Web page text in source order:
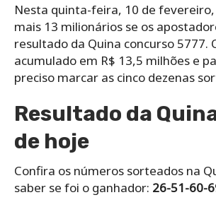
Nesta quinta-feira, 10 de
mais 13 milionários se os
resultado da Quina concurso 5777.
acumulado em R$ 13,5 milhões e
preciso marcar as cinco dezenas
Resultado da
de hoje
Confira os números sorteados na
saber se foi o ganhador: 26-51-60-